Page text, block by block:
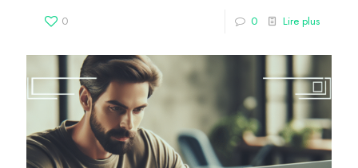
0 0 Lire plus